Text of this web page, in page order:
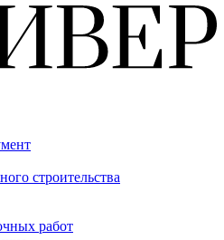
строительства
работ